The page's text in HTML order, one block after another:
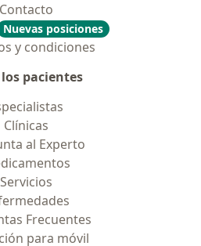
Contacto
Nuevas posiciones
y condiciones
pacientes
Clínicas
al Experto
Servicios
Frecuentes
para móvil